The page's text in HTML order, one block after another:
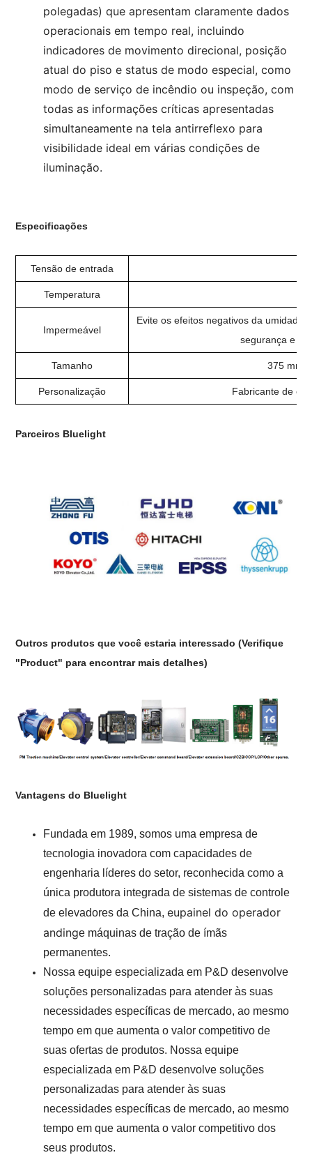
polegadas) que apresentam claramente dados
operacionais em tempo real, incluindo
indicadores de movimento direcional, posição
atual do piso e status de modo especial, como
modo de serviço de incêndio ou inspeção, com
todas as informações críticas apresentadas
simultaneamente na tela antirreflexo para
visibilidade ideal em várias condições de
iluminação.
Especificações
Tensão de entrada
Temperatura
Impermeável
Evite os efeitos negativos da
segurança e a
Tamanho 375 mm
Personalização Fabricante de
Parceiros Bluelight
Outros produtos que você estaria interessado (Verifique
"Product" para encontrar mais detalhes)
Vantagens do Bluelight
Fundada em 1989, somos uma empresa de
tecnologia inovadora com capacidades de
engenharia líderes do setor, reconhecida como a
única produtora integrada de sistemas de controle
de elevadores da China,eupainel do operador
andinge máquinas de tração de ímãs
permanentes.
Nossa equipe especializada em P&D desenvolve
soluções personalizadas para atender às suas
necessidades específicas de mercado, ao mesmo
tempo em que aumenta o valor competitivo de
suas ofertas de produtos. Nossa equipe
especializada em P&D desenvolve soluções
personalizadas para atender às suas
necessidades específicas de mercado, ao mesmo
tempo em que aumenta o valor competitivo dos
seus produtos.